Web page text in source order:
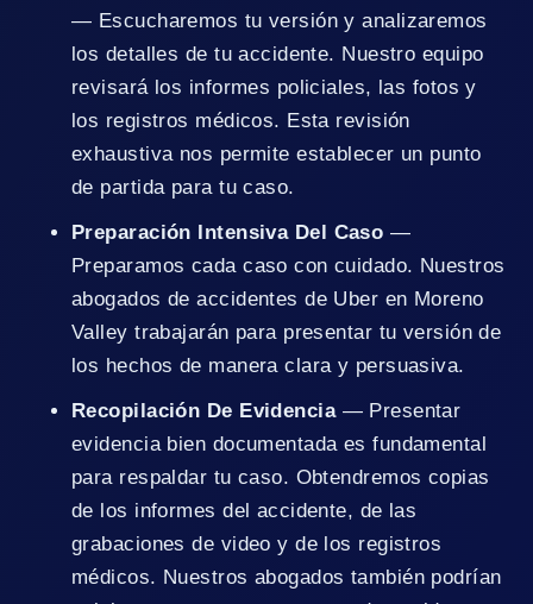
— Escucharemos tu versión y analizaremos
los detalles de tu accidente. Nuestro equipo
revisará los informes policiales, las fotos y
los registros médicos. Esta revisión
exhaustiva nos permite establecer un punto
de partida para tu caso.
Preparación Intensiva Del Caso —
Preparamos cada caso con cuidado. Nuestros
abogados de accidentes de Uber en Moreno
Valley trabajarán para presentar tu versión de
los hechos de manera clara y persuasiva.
Recopilación De Evidencia— Presentar
evidencia bien documentada es fundamental
para respaldar tu caso. Obtendremos copias
de los informes del accidente, de las
grabaciones de video y de los registros
médicos. Nuestros abogados también podrían